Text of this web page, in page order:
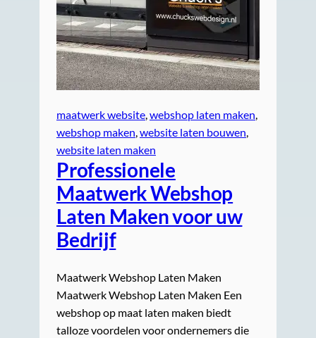
maatwerk website, webshop laten maken
webshop maken, website laten bouwen
website laten maken
Professionele
Maatwerk Webshop
Laten Maken voor uw
Bedrijf
Maatwerk Webshop Laten Maken
Maatwerk Webshop Laten Maken Een
webshop op maat laten maken biedt
talloze voordelen voor ondernemers die